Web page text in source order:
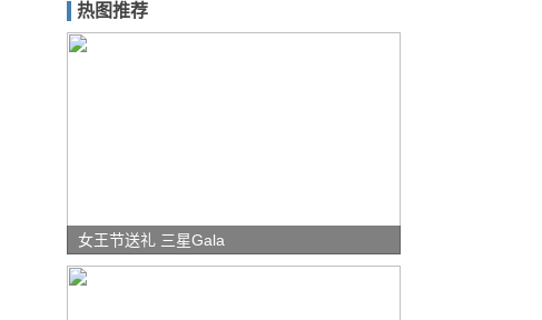
热图推荐
女王节送礼 三星Gala